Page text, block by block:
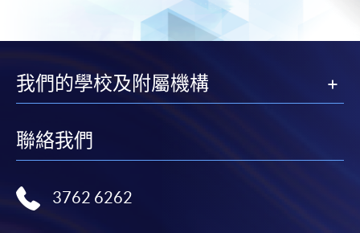
我們的學校及附屬機構
聯絡我們
3762 6262